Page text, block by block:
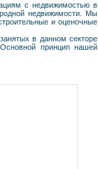
с недвижимостью в
недвижимости. Мы
и оценочные
в данном секторе
принцип нашей